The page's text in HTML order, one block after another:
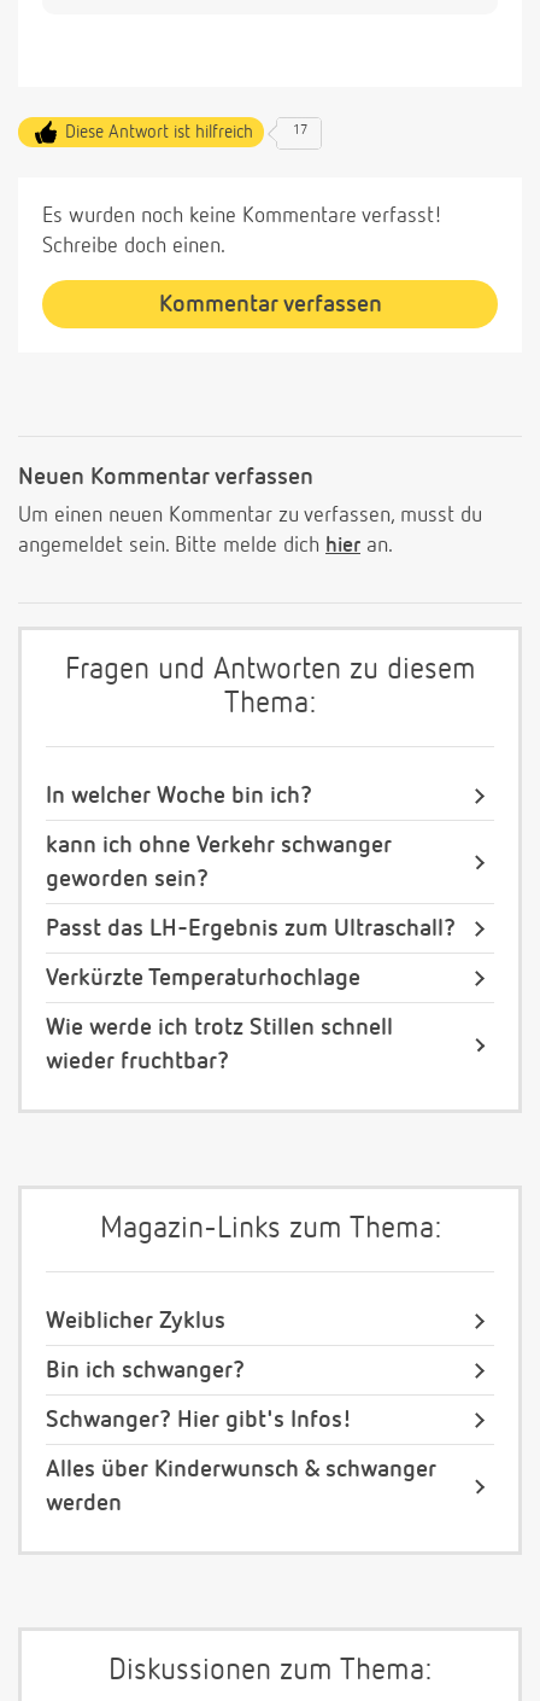
Diese Antwort ist hilfreich 17
Es wurden noch keine Kommentare verfasst!
Schreibe doch einen.
Kommentar verfassen
Neuen Kommentar verfassen
Um einen neuen Kommentar zu verfassen, musst du
angemeldet sein. Bitte melde dich hier an.
Fragen und Antworten zu diesem
Thema:
In welcher Woche bin ich?
kann ich ohne Verkehr schwanger
geworden sein?
Passt das LH-Ergebnis zum Ultraschall?
Verkürzte Temperaturhochlage
Wie werde ich trotz Stillen schnell
wieder fruchtbar?
Magazin-Links zum Thema:
Weiblicher Zyklus
Bin ich schwanger?
Schwanger? Hier gibt's Infos!
Alles über Kinderwunsch & schwanger
werden
Diskussionen zum Thema: